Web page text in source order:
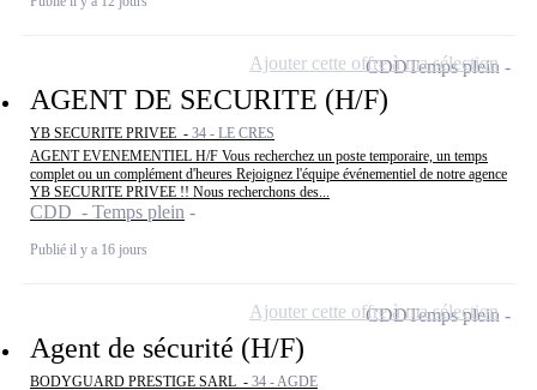
AGENT DE SECURITE (H/F)
YB SECURITE PRIVEE - 34 - LE CRES
AGENT EVENEMENTIEL H/F Vous recherchez un poste temporaire, un temps
complet ou un complément d'heures Rejoignez l'équipe événementiel de notre agence
YB SECURITE PRIVEE !! Nous recherchons des...
CDD - Temps plein
Publié il y a 16 jours
CDDTemps plein
Ajouter cette offre à ma sélection
Agent de sécurité (H/F)
BODYGUARD PRESTIGE SARL - 34 - AGDE
CDDTemps plein
Ajouter cette offre à ma sélection